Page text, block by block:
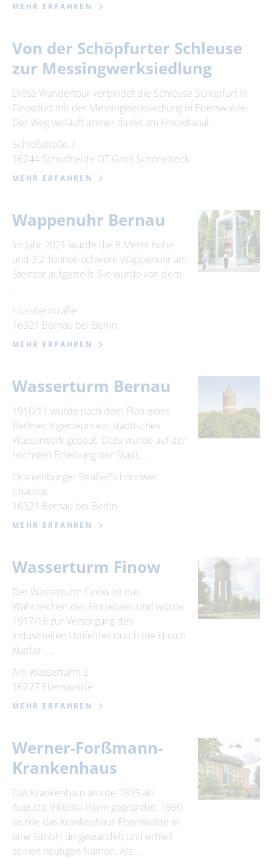
MEHR ERFAHREN
Von der Schöpfurter Schleuse
zur Messingwerksiedlung
Diese Wandertour verbindet die Schleuse Schöpfurt in
Finowfurt mit der Messingwerksiedlung in Eberswalde.
Der Weg verläuft immer direkt am Finowkanal …
Schloßstraße 7
16244 Schorfheide OT Groß Schönebeck
MEHR ERFAHREN
Wappenuhr Bernau
Im Jahr 2021 wurde die 8 Meter hohe
und 3,2 Tonnen schwere Wappenuhr am
Steintor aufgestellt. Sie wurde von dem
…
Hussitenstraße
16321 Bernau bei Berlin
MEHR ERFAHREN
Wasserturm Bernau
1910/11 wurde nach dem Plan eines
Berliner Ingenieurs ein städtisches
Wasserwerk gebaut. Dazu wurde auf der
höchsten Erhebung der Stadt, …
Oranienburger Straße/Schönower
Chausse
16321 Bernau bei Berlin
MEHR ERFAHREN
Wasserturm Finow
Der Wasserturm Finow ist das
Wahrzeichen des Finowtales und wurde
1917/18 zur Versorgung des
industriellen Umfeldes durch die Hirsch
Kupfer- …
Am Wasserturm 2
16227 Eberswalde
MEHR ERFAHREN
Werner-Forßmann-
Krankenhaus
Das Krankenhaus wurde 1895 als
Auguste-Viktoria-Heim gegründet. 1990
wurde das Krankenhaus Eberswalde in
eine GmbH umgewandelt und erhielt
seinen heutigen Namen. Als …